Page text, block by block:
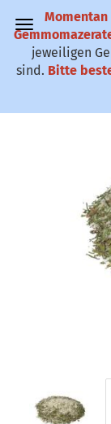
jeweiligen
sind. Bitte